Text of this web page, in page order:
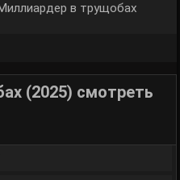
в трущобах
(2025) смотреть